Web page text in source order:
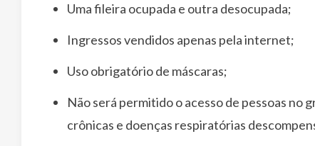
Uma fileira ocupada e outra desocupada;
Ingressos vendidos apenas pela internet;
Uso obrigatório de máscaras;
Não será permitido o acesso de pessoas no
crônicas e doenças respiratórias